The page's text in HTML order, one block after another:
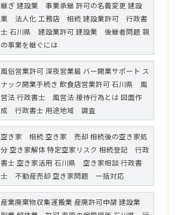
継ぎ 建設業 事業承継 許可の名義変更 建設
業 法人化 工務店 相続 建設業許可 行政書
士 石川県 建設業許可 建設業 後継者問題 親
の事業を継ぐには
風俗営業許可 深夜営業届 バー開業サポート ス
ナック開業手続き 飲食店営業許可 石川県 風
営法 行政書士 風営法 接待行為とは 図面作
成 行政書士 用途地域 調査
空き家 相続 空き家 売却 相続後の空き家処
分 空き家解体 特定空家リスク 相続登記 行政
書士 空き家活用 石川県 空き家相談 行政書
士 不動産売却 空き家問題 一括対応
産業廃棄物収集運搬業 産廃許可申請 建設業